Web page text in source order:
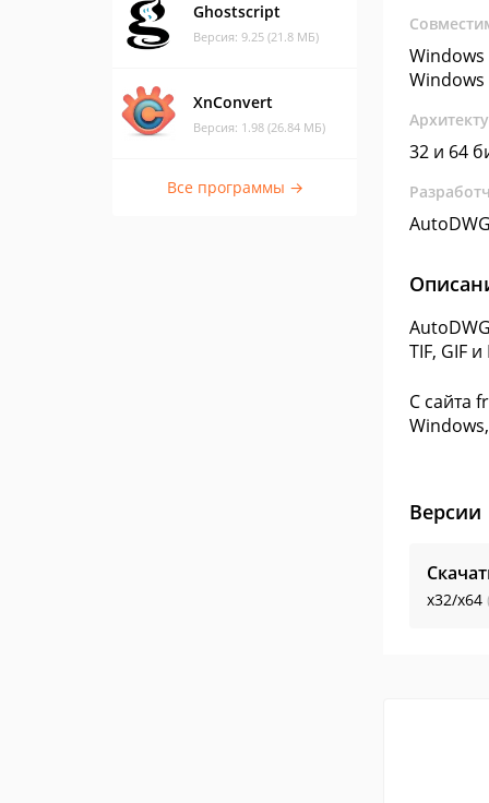
Ghostscript
Версия: 9.25 (21.8 МБ)
XnConvert
Версия: 1.98 (26.84 МБ)
Все программы →
Windows
Windows
32 и 64
TIF, GIF и
С сайта
Версии
x32/x64